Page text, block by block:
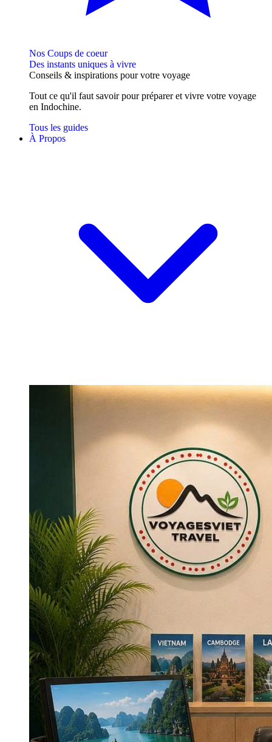
Nos Coups de coeur
Des instants uniques à vivre
Conseils & inspirations pour votre voyage
Tout ce qu'il faut savoir pour préparer et vivre votre voyage
en Indochine.
Tous les guides
À Propos